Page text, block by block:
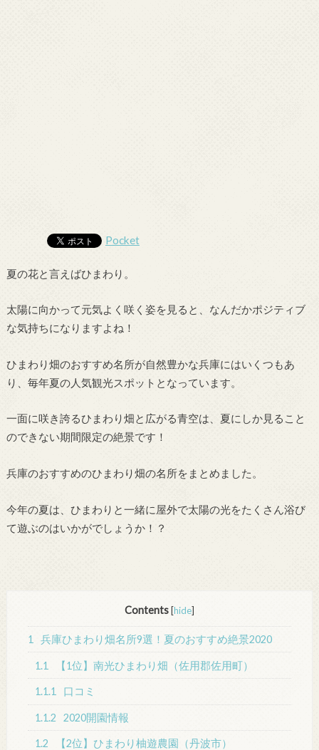
Pocket
夏の花と言えばひまわり。
太陽に向かって元気よく咲く姿を見ると、なんだかポジティブ
な気持ちになりますよね！
ひまわり畑のおすすめ名所が自然豊かな兵庫にはいくつもあ
り、毎年夏の人気観光スポットとなっています。
一面に咲き誇るひまわり畑と広がる青空は、夏にしか見ること
のできない期間限定の絶景です！
兵庫のおすすめのひまわり畑の名所をまとめました。
今年の夏は、ひまわりと一緒に屋外で太陽の光をたくさん浴び
て遊ぶのはいかがでしょうか！？
Contents [hide]
1 兵庫ひまわり畑名所9選！夏のおすすめ絶景2020
1.1 【1位】南光ひまわり畑（佐用郡佐用町）
1.1.1 口コミ
1.1.2 2020開園情報
1.2 【2位】ひまわり柚遊農園（丹波市）